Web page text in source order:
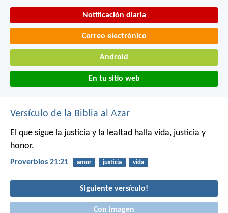
Notificación diaria
Correo electrónico
Android
En tu sitio web
Versículo de la Biblia al Azar
El que sigue la justicia y la lealtad halla vida, justicia y
honor.
Proverbios 21:21 amor justicia vida
Siguiente versículo!
Con imagen